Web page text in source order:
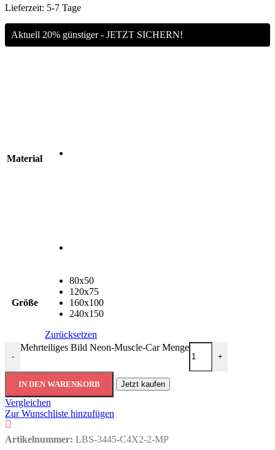
Lieferzeit: 5-7 Tage
Aktuell 20% günstiger - JETZT SICHERN!
Material
Größe
80x50
120x75
160x100
240x150
Zurücksetzen
-
Mehrteiliges Bild Neon-Muscle-Car Menge
+
IN DEN WARENKORB Jetzt kaufen
Vergleichen
Zur Wunschliste hinzufügen
Artikelnummer: LBS-3445-C4X2-2-MP